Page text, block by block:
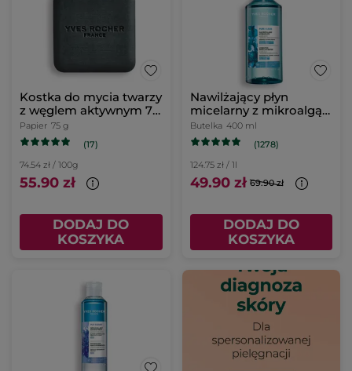
Kostka do mycia twarzy
z węglem aktywnym 75
g
Papier 75 g
(17)
74.54 zł / 100g
55.90 zł
DODAJ DO
KOSZYKA
Nawilżający płyn
micelarny z mikroalgą
400 ml
Butelka 400 ml
(1278)
124.75 zł / 1l
49.90 zł 69.90 zł
DODAJ DO
KOSZYKA